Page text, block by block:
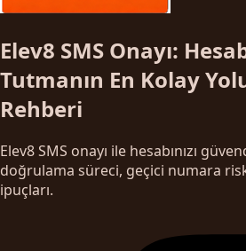
Elev8 SMS Onayı:
Tutmanın En Kolay
Rehberi
Elev8 SMS onayı ile hesabınızı
doğrulama süreci, geçici numara
ipuçları.